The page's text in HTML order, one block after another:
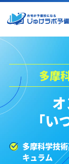
多摩
「い
多摩科学技
キュラム